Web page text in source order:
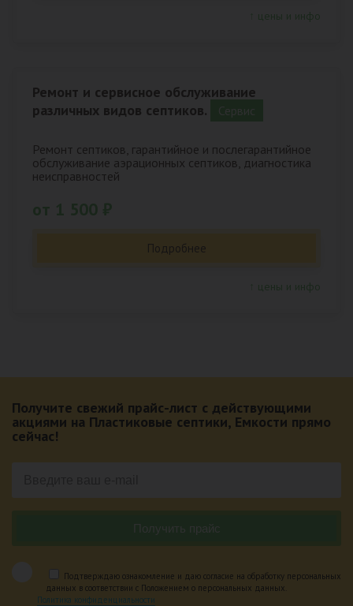
Ремонт и сервисное обслуживание
различных видов септиков.
Ремонт септиков, гарантийное и послегарантийное
обслуживание аэрационных септиков, диагностика
неисправностей
Подробнее
Получите свежий прайс-лист с действующими
акциями на Пластиковые септики, Емкости прямо
сейчас!
Подтверждаю ознакомление и даю согласие на обработку персональных
данных в соответствии с Положением о персональных данных.
Политика конфиденциальности